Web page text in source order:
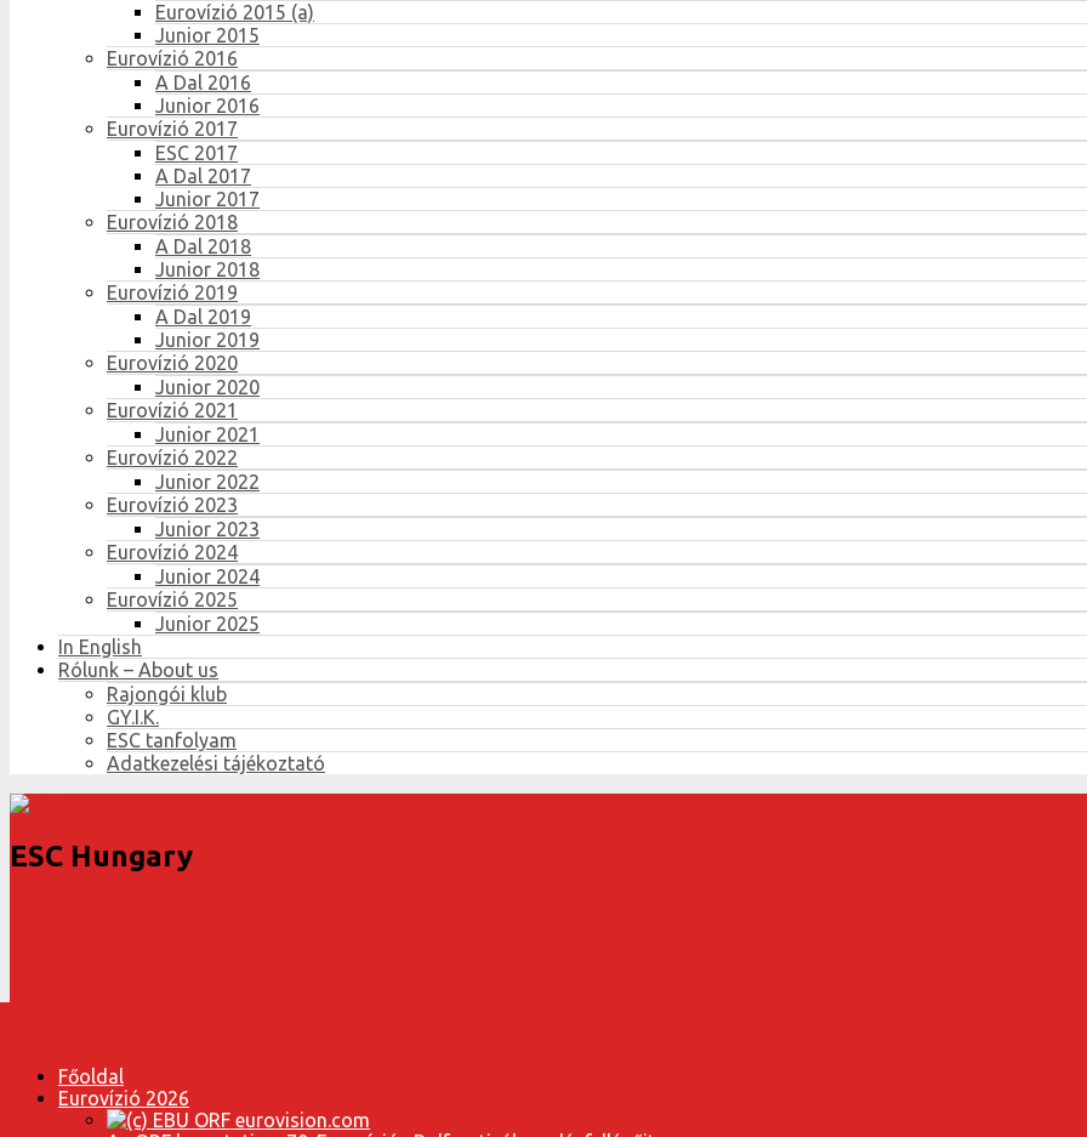
Eurovízió 2015 (a)
Junior 2015
Eurovízió 2016
A Dal 2016
Junior 2016
Eurovízió 2017
ESC 2017
A Dal 2017
Junior 2017
Eurovízió 2018
A Dal 2018
Junior 2018
Eurovízió 2019
A Dal 2019
Junior 2019
Eurovízió 2020
Junior 2020
Eurovízió 2021
Junior 2021
Eurovízió 2022
Junior 2022
Eurovízió 2023
Junior 2023
Eurovízió 2024
Junior 2024
Eurovízió 2025
Junior 2025
In English
Rólunk – About us
Rajongói klub
GY.I.K.
ESC tanfolyam
Adatkezelési tájékoztató
ESC Hungary
Főoldal
Eurovízió 2026